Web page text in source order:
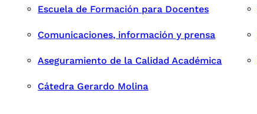
Escuela de Formación para Docentes
Comunicaciones, información y prensa
Aseguramiento de la Calidad Académica
Cátedra Gerardo Molina